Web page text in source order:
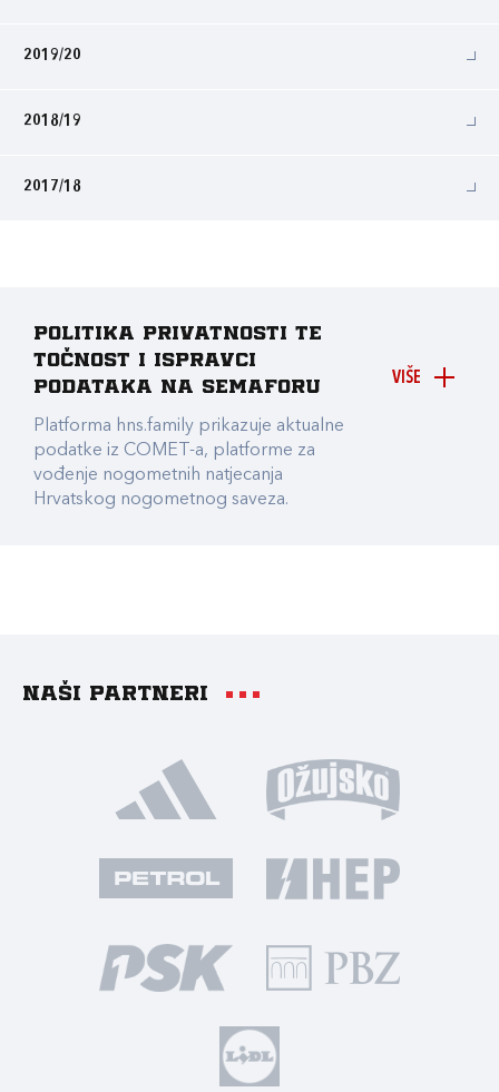
2019/20
2018/19
2017/18
VIŠE
Politika privatnosti te
točnost i ispravci
podataka na Semaforu
Platforma hns.family prikazuje aktualne
podatke iz COMET-a, platforme za
vođenje nogometnih natjecanja
Hrvatskog nogometnog saveza.
Naši partneri